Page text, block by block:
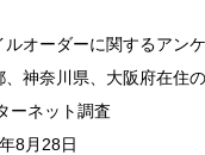
ルオーダーに関するアン
、神奈川県、大阪府在住
ーネット調査
8月28日